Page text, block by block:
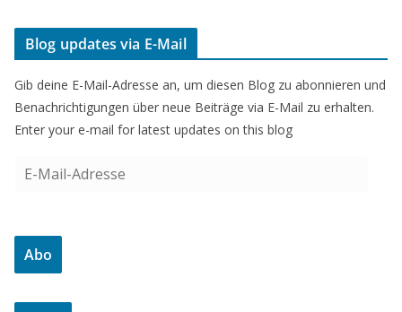
Blog updates via E-Mail
Gib deine E-Mail-Adresse an, um diesen Blog zu abonnieren und
Benachrichtigungen über neue Beiträge via E-Mail zu erhalten.
Enter your e-mail for latest updates on this blog
a
l
-
Abo